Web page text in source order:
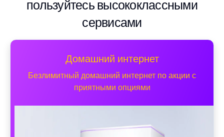
пользуйтесь высококлассными
сервисами
Домашний интернет
Безлимитный домашний интернет по акции с
приятными опциями